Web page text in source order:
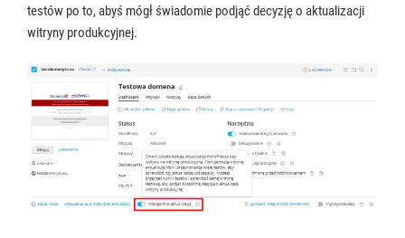
testów po to, abyś mógł świadomie podjąć decyzję o aktualizacji
witryny produkcyjnej.